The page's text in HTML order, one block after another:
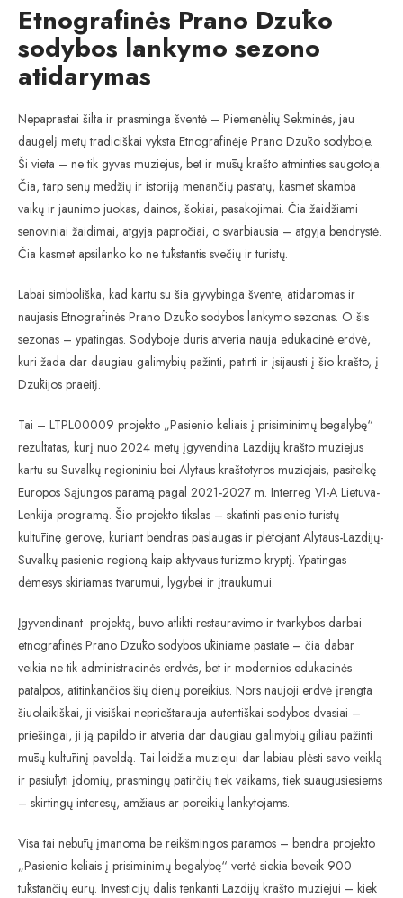
Etnografinės Prano Dzūko
sodybos lankymo sezono
atidarymas
Nepaprastai šilta ir prasminga šventė – Piemenėlių Sekminės, jau
daugelį metų tradiciškai vyksta Etnografinėje Prano Dzūko sodyboje.
Ši vieta – ne tik gyvas muziejus, bet ir mūsų krašto atminties saugotoja.
Čia, tarp senų medžių ir istoriją menančių pastatų, kasmet skamba
vaikų ir jaunimo juokas, dainos, šokiai, pasakojimai. Čia žaidžiami
senoviniai žaidimai, atgyja papročiai, o svarbiausia – atgyja bendrystė.
Čia kasmet apsilanko ko ne tūkstantis svečių ir turistų.
Labai simboliška, kad kartu su šia gyvybinga švente, atidaromas ir
naujasis Etnografinės Prano Dzūko sodybos lankymo sezonas. O šis
sezonas – ypatingas. Sodyboje duris atveria nauja edukacinė erdvė,
kuri žada dar daugiau galimybių pažinti, patirti ir įsijausti į šio krašto, į
Dzūkijos praeitį.
Tai – LTPL00009 projekto „Pasienio keliais į prisiminimų begalybę“
rezultatas, kurį nuo 2024 metų įgyvendina Lazdijų krašto muziejus
kartu su Suvalkų regioniniu bei Alytaus kraštotyros muziejais, pasitelkę
Europos Sąjungos paramą pagal 2021-2027 m. Interreg VI-A Lietuva-
Lenkija programą. Šio projekto tikslas – skatinti pasienio turistų
kultūrinę gerovę, kuriant bendras paslaugas ir plėtojant Alytaus-Lazdijų-
Suvalkų pasienio regioną kaip aktyvaus turizmo kryptį. Ypatingas
dėmesys skiriamas tvarumui, lygybei ir įtraukumui.
Įgyvendinant projektą, buvo atlikti restauravimo ir tvarkybos darbai
etnografinės Prano Dzūko sodybos ūkiniame pastate – čia dabar
veikia ne tik administracinės erdvės, bet ir modernios edukacinės
patalpos, atitinkančios šių dienų poreikius. Nors naujoji erdvė įrengta
šiuolaikiškai, ji visiškai neprieštarauja autentiškai sodybos dvasiai –
priešingai, ji ją papildo ir atveria dar daugiau galimybių giliau pažinti
mūsų kultūrinį paveldą. Tai leidžia muziejui dar labiau plėsti savo veiklą
ir pasiūlyti įdomių, prasmingų patirčių tiek vaikams, tiek suaugusiesiems
– skirtingų interesų, amžiaus ar poreikių lankytojams.
Visa tai nebūtų įmanoma be reikšmingos paramos – bendra projekto
„Pasienio keliais į prisiminimų begalybę“ vertė siekia beveik 900
tūkstančių eurų. Investicijų dalis tenkanti Lazdijų krašto muziejui – kiek